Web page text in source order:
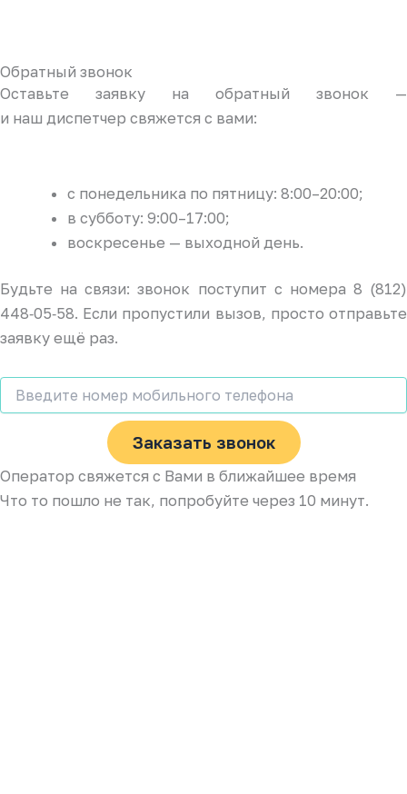
Обратный звонок
Оставьте заявку на обратный звонок —
и наш диспетчер свяжется с вами:
с понедельника по пятницу: 8:00–20:00;
в субботу: 9:00–17:00;
воскресенье — выходной день.
Будьте на связи: звонок поступит с номера 8 (812)
448‑05‑58. Если пропустили вызов, просто отправьте
заявку ещё раз.
Заказать звонок
Оператор свяжется с Вами в ближайшее время
Что то пошло не так, попробуйте через 10 минут.